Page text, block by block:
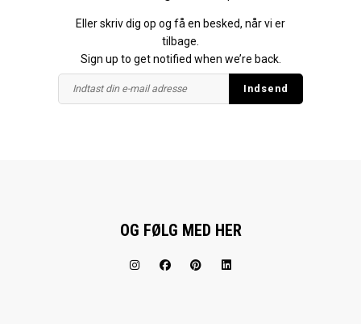
Eller skriv dig op og få en besked, når vi er
tilbage.
Sign up to get notified when we’re back.
OG FØLG MED HER